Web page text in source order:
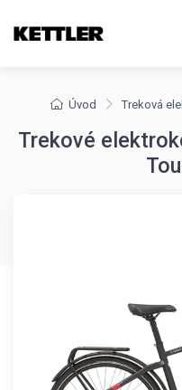
Úvod Treková
Trekové